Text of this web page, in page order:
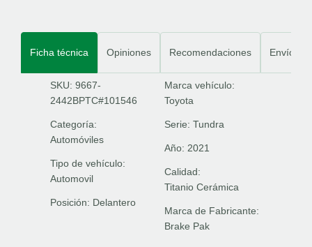
Ficha técnica Opiniones Recomendaciones Envíos
SKU: 9667-
2442BPTC#101546
Categoría:
Automóviles
Tipo de vehículo:
Automovil
Posición: Delantero
Marca vehículo:
Toyota
Serie: Tundra
Año: 2021
Calidad:
Titanio Cerámica
Marca de Fabricante:
Brake Pak